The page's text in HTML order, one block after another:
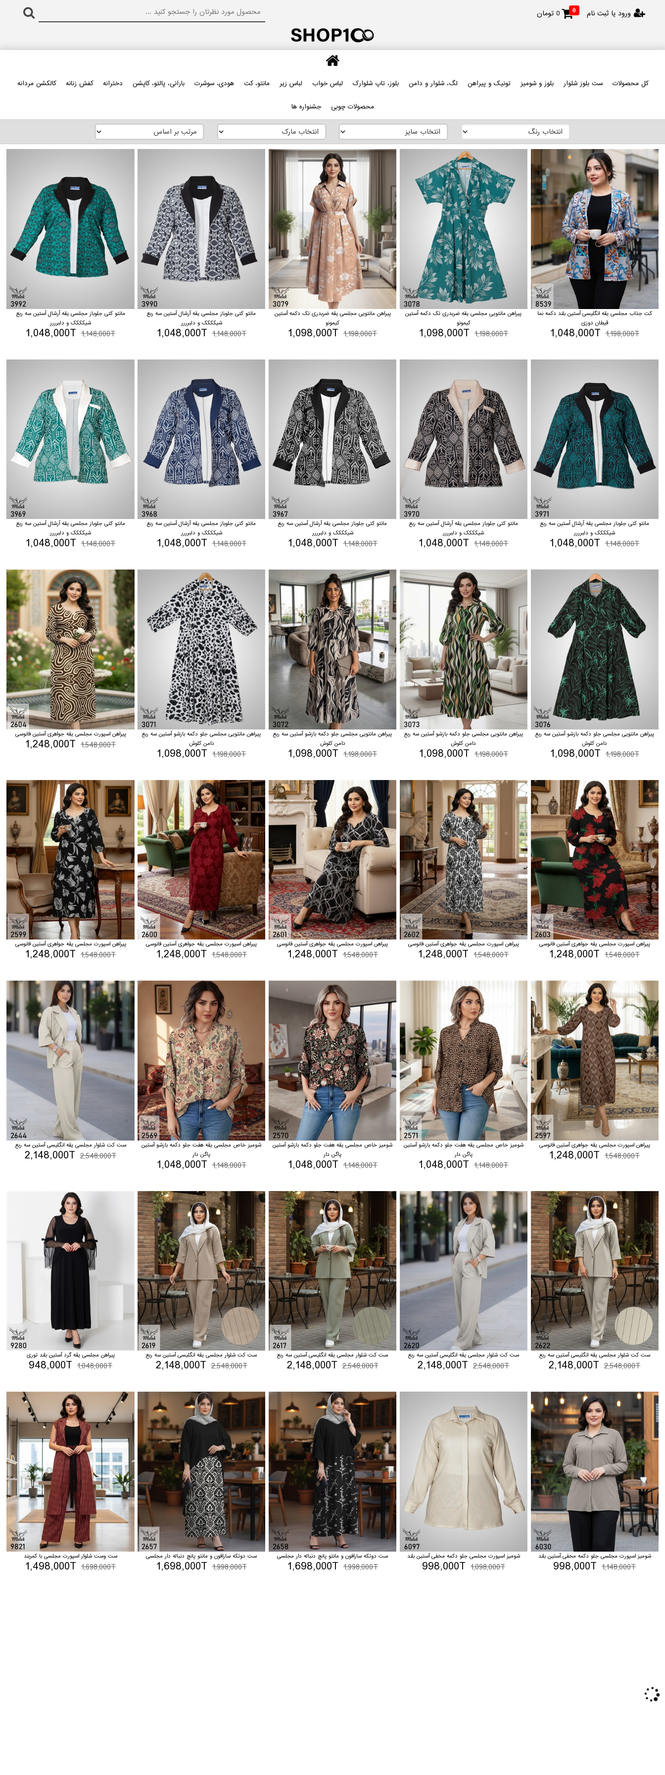
ورود یا ثبت نام 0
0 تومان
کل محصولات ست بلوز شلوار بلوز و شومیز تونیک و پیراهن لگ، شلوار و دامن بلوز، تاپ شلوارک لباس خواب لباس زیر مانتو، کت هودی، سوشرت بارانی، پالتو، کاپشن دخترانه کفش زنانه کالکشن مردانه
محصولات چوبی جشنواره ها
کت جذاب مجلسی یقه انگلیسی آستین بلند دکمه نما
قیطان دوزی
1,198,000T
1,048,000T
پیراهن مانتویی مجلسی یقه ضربدری تک دکمه آستین
کیمونو
1,198,000T
1,098,000T
پیراهن مانتویی مجلسی یقه ضربدری تک دکمه آستین
کیمونو
1,198,000T
1,098,000T
مانتو کتی جلوباز مجلسی یقه آرشال آستین سه ربع
شیکککک و دلبرررر
1,148,000T
1,048,000T
مانتو کتی جلوباز مجلسی یقه آرشال آستین سه ربع
شیکککک و دلبرررر
1,148,000T
1,048,000T
مانتو کتی جلوباز مجلسی یقه آرشال آستین سه ربع
شیکککک و دلبرررر
1,148,000T
1,048,000T
مانتو کتی جلوباز مجلسی یقه آرشال آستین سه ربع
شیکککک و دلبرررر
1,148,000T
1,048,000T
مانتو کتی جلوباز مجلسی یقه آرشال آستین سه ربع
شیکککک و دلبرررر
1,148,000T
1,048,000T
مانتو کتی جلوباز مجلسی یقه آرشال آستین سه ربع
شیکککک و دلبرررر
1,148,000T
1,048,000T
مانتو کتی جلوباز مجلسی یقه آرشال آستین سه ربع
شیکککک و دلبرررر
1,148,000T
1,048,000T
پیراهن مانتویی مجلسی جلو دکمه بازشو آستین سه ربع
دامن کلوش
1,198,000T
1,098,000T
پیراهن مانتویی مجلسی جلو دکمه بازشو آستین سه ربع
دامن کلوش
1,198,000T
1,098,000T
پیراهن مانتویی مجلسی جلو دکمه بازشو آستین سه ربع
دامن کلوش
1,198,000T
1,098,000T
پیراهن مانتویی مجلسی جلو دکمه بازشو آستین سه ربع
دامن کلوش
1,198,000T
1,098,000T
پیراهن اسپورت مجلسی یقه جواهری آستین فانوسی
1,548,000T
1,248,000T
پیراهن اسپورت مجلسی یقه جواهری آستین فانوسی
1,548,000T
1,248,000T
پیراهن اسپورت مجلسی یقه جواهری آستین فانوسی
1,548,000T
1,248,000T
پیراهن اسپورت مجلسی یقه جواهری آستین فانوسی
1,548,000T
1,248,000T
پیراهن اسپورت مجلسی یقه جواهری آستین فانوسی
1,548,000T
1,248,000T
پیراهن اسپورت مجلسی یقه جواهری آستین فانوسی
1,548,000T
1,248,000T
پیراهن اسپورت مجلسی یقه جواهری آستین فانوسی
1,548,000T
1,248,000T
شومیز خاص مجلسی یقه هفت جلو دکمه بازشو آستین
پاگن دار
1,148,000T
1,048,000T
شومیز خاص مجلسی یقه هفت جلو دکمه بازشو آستین
پاگن دار
1,148,000T
1,048,000T
شومیز خاص مجلسی یقه هفت جلو دکمه بازشو آستین
پاگن دار
1,148,000T
1,048,000T
ست کت شلوار مجلسی یقه انگلیسی آستین سه ربع
2,548,000T
2,148,000T
ست کت شلوار مجلسی یقه انگلیسی آستین سه ربع
2,548,000T
2,148,000T
ست کت شلوار مجلسی یقه انگلیسی آستین سه ربع
2,548,000T
2,148,000T
ست کت شلوار مجلسی یقه انگلیسی آستین سه ربع
2,548,000T
2,148,000T
ست کت شلوار مجلسی یقه انگلیسی آستین سه ربع
2,548,000T
2,148,000T
پیراهن مجلسی یقه گرد آستین بلند توری
1,048,000T
948,000T
شومیز اسپورت مجلسی جلو دکمه مخفی آستین بلند
1,148,000T
998,000T
شومیز اسپورت مجلسی جلو دکمه مخفی آستین بلند
1,098,000T
998,000T
ست دوتکه سارافون و مانتو پانچ دنباله دار مجلسی
1,998,000T
1,698,000T
ست دوتکه سارافون و مانتو پانچ دنباله دار مجلسی
1,998,000T
1,698,000T
ست وست شلوار اسپورت مجلسی با کمربند
1,698,000T
1,498,000T